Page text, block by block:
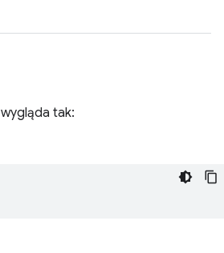
wygląda tak: